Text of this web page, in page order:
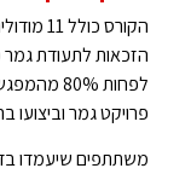
הזכאות לתעודת גמר
לפחות
פרויקט גמר וביצועו
משתתפים שיעמדו